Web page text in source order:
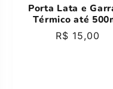
Porta Lata e
Térmico até
Preço
R$ 15,00